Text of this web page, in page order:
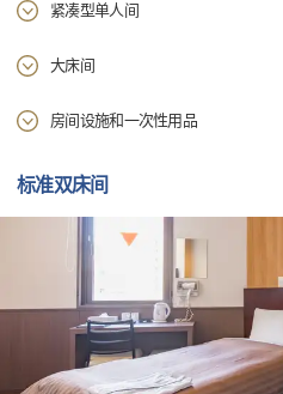
紧凑型单人间
大床间
房间设施和一次性用品
标准双床间